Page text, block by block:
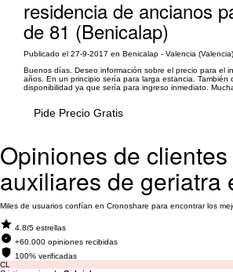
residencia de ancianos
de 81 (Benicalap)
Publicado el 27-9-2017 en Benicalap - Valencia (Valencia)
Buenos días. Deseo información sobre el precio para el
años. En un principio sería para larga estancia. También
disponibilidad ya que sería para ingreso inmediato.
Pide Precio Gratis
Opiniones de
auxiliares de geriatra
Miles de usuarios confían en Cronoshare para encontrar los
4.8/5 estrellas
+60.000 opiniones recibidas
100% verificadas
CL